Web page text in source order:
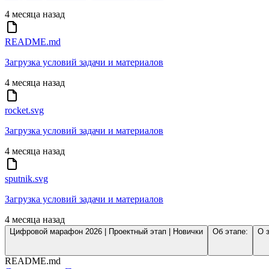
4 месяца назад
README.md
Загрузка условий задачи и материалов
4 месяца назад
rocket.svg
Загрузка условий задачи и материалов
4 месяца назад
sputnik.svg
Загрузка условий задачи и материалов
4 месяца назад
Цифровой марафон 2026 | Проектный этап | Новички Об этапе: О
README.md